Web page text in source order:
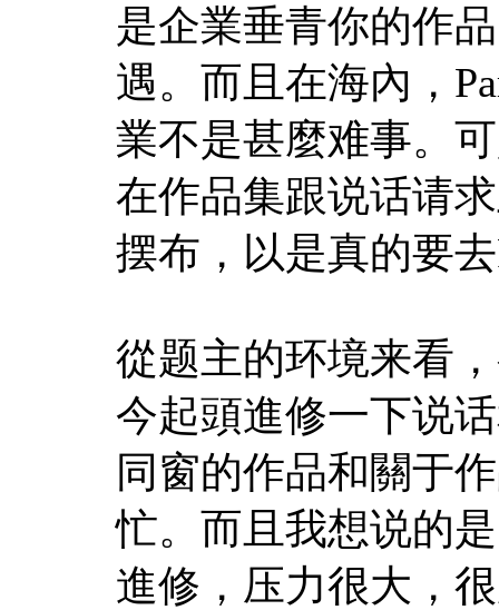
是企業垂青你的作
遇。而且在海內，
業不是甚麼难事。
在作品集跟说话请
摆布，以是真的要
從题主的环境来看
今起頭進修一下说
同窗的作品和關于
忙。而且我想说的
進修，压力很大，